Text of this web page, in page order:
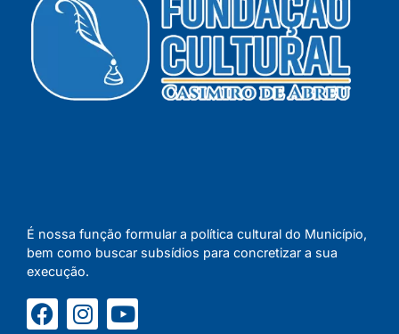
É nossa função formular a política cultural do Município,
bem como buscar subsídios para concretizar a sua
execução.